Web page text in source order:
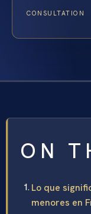
CONSULTATION
ON
Lo que
menores en